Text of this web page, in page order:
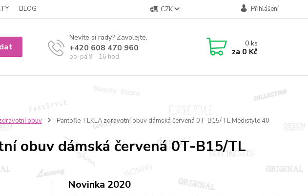
BLOG CZK Přihlášení
Nevíte si rady? Zavolejte.
+420 608 470 960
po-pá 9 - 16 hod.
0ks
za 0 Kč
obuv Pantofle TEKLA zdravotní obuv dámská červená 0T-B15/TL Medistyle 40
obuv dámská červená 0T-B15/TL
Novinka 2020